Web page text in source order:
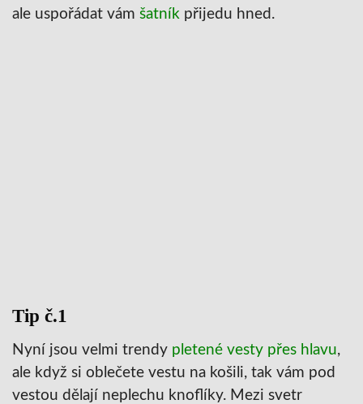
ale uspořádat vám šatník přijedu hned.
Tip č.1
Nyní jsou velmi trendy pletené vesty přes hlavu,
ale když si oblečete vestu na košili, tak vám pod
vestou dělají neplechu knoflíky. Mezi svetr